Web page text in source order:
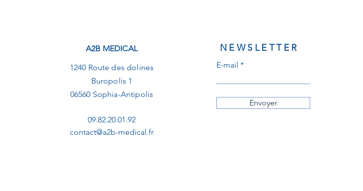
A2B MEDICAL
1240 Route des dolines
Buropolis 1
06560 Sophia-Antipolis
09.82.20.01.92
contact@a2b-medical.fr
NEWSLETTER
E-mail
Envoyer